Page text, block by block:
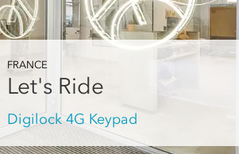
FRANCE
Let's Ride
Digilock 4G Keypad